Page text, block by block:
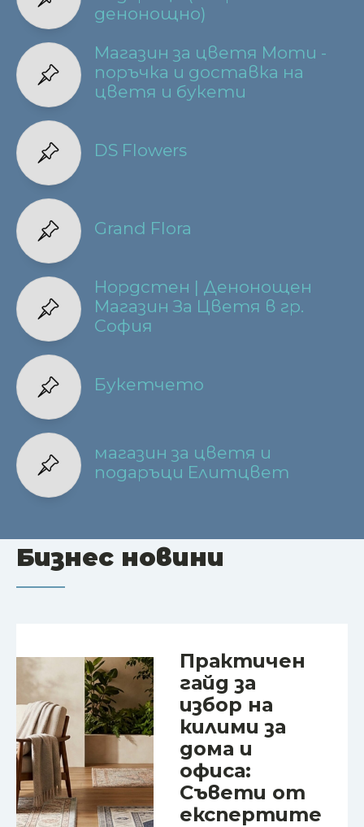
денонощно)
Магазин за цветя Моти -
поръчка и доставка на
цветя и букети
DS Flowers
Grand Flora
Нордстен | Денонощен
Магазин За Цветя в гр.
София
Букетчето
магазин за цветя и
подаръци Елитцвет
Бизнес новини
Практичен
гайд за
избор на
килими за
дома и
офиса:
Съвети от
експертите